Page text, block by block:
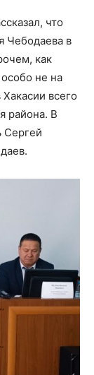
что
Чебодаева в
как
не на
всего
района. В
Сергей